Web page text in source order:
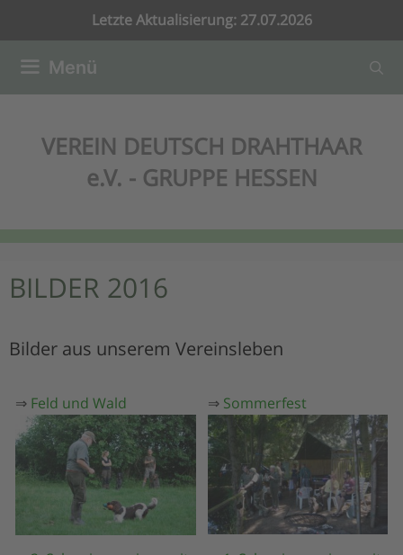
springen
Letzte Aktualisierung: 27.07.2026
Menü
VEREIN DEUTSCH DRAHTHAAR
e.V. - GRUPPE HESSEN
BILDER 2016
Bilder aus unserem Vereinsleben
⇒ Feld und Wald ⇒ Sommerfest